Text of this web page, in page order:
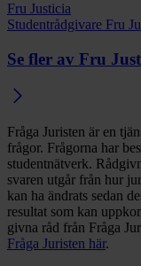
Fru Justicia
Studentrådgivare Fru
Se fler av Fru
Fråga Juristen är en
frågor. Frågorna har
studentnätverk.
svaren utgår från hur
kan ha ändrats sedan
resultat som kan
givna råd från Fråga
Fråga Juristen här.